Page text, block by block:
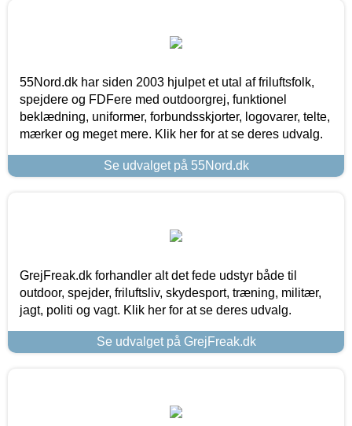
55Nord.dk har siden 2003 hjulpet et utal af friluftsfolk,
spejdere og FDFere med outdoorgrej, funktionel
beklædning, uniformer, forbundsskjorter, logovarer, telte,
mærker og meget mere. Klik her for at se deres udvalg.
Se udvalget på 55Nord.dk
GrejFreak.dk forhandler alt det fede udstyr både til
outdoor, spejder, friluftsliv, skydesport, træning, militær,
jagt, politi og vagt. Klik her for at se deres udvalg.
Se udvalget på GrejFreak.dk